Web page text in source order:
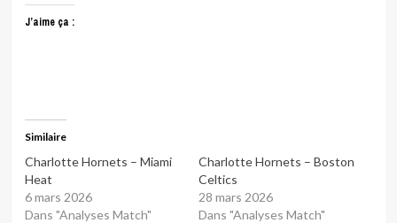
J’aime ça :
Similaire
Charlotte Hornets – Miami
Heat
6 mars 2026
Dans "Analyses Match"
Charlotte Hornets – Boston
Celtics
28 mars 2026
Dans "Analyses Match"